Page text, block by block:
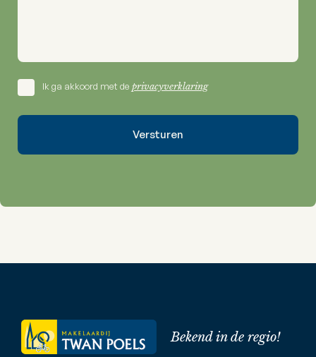
Ik ga akkoord met de privacyverklaring
Bekend in de regio!